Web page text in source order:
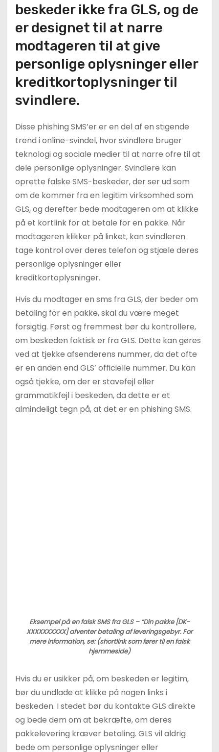
beskeder ikke fra GLS, og de
er designet til at narre
modtageren til at give
personlige oplysninger eller
kreditkortoplysninger til
svindlere.
Disse phishing SMS’er er en del af en stigende
trend i online-svindel, hvor svindlere bruger
teknologi og sociale medier til at narre ofre til at
dele personlige oplysninger. Svindlere kan
oprette falske SMS-beskeder, der ser ud som
om de kommer fra en legitim virksomhed som
GLS, og derefter bede modtageren om at klikke
på et kortlink for at betale for en pakke. Når
modtageren klikker på linket, kan svindleren
tage kontrol over deres telefon og stjæle deres
personlige oplysninger eller
kreditkortoplysninger.
Hvis du modtager en sms fra GLS, der beder om
betaling for en pakke, skal du være meget
forsigtig. Først og fremmest bør du kontrollere,
om beskeden faktisk er fra GLS. Dette kan gøres
ved at tjekke afsenderens nummer, da det ofte
er en anden end GLS’ officielle nummer. Du kan
også tjekke, om der er stavefejl eller
grammatikfejl i beskeden, da dette er et
almindeligt tegn på, at det er en phishing SMS.
Eksempel på en falsk SMS fra GLS – “Din pakke [DK-
XXXXXXXXXX] afventer betaling af leveringsgebyr. For
mere information, se: (shortlink som fører til en falsk
hjemmeside)
Hvis du er usikker på, om beskeden er legitim,
bør du undlade at klikke på nogen links i
beskeden. I stedet bør du kontakte GLS direkte
og bede dem om at bekræfte, om deres
pakkelevering kræver betaling. GLS vil aldrig
bede om personlige oplysninger eller